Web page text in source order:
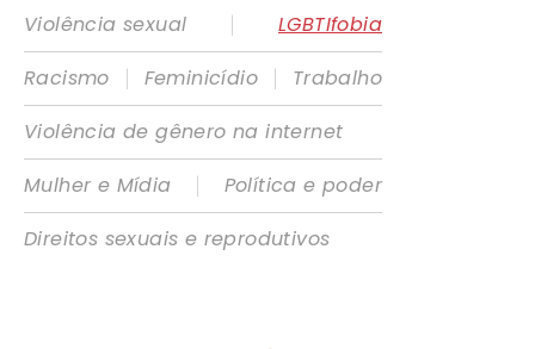
Violência sexual
|
LGBTIfobia
Racismo
| Feminicídio |
Trabalho
Violência de gênero na internet
Mulher e Mídia
|
Política e poder
Direitos sexuais e reprodutivos